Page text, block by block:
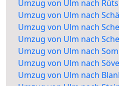
Umzug von Ulm nach
Umzug von Ulm nach
Umzug von Ulm nach
Umzug von Ulm nach
Umzug von Ulm nach
Umzug von Ulm nach
Umzug von Ulm nach